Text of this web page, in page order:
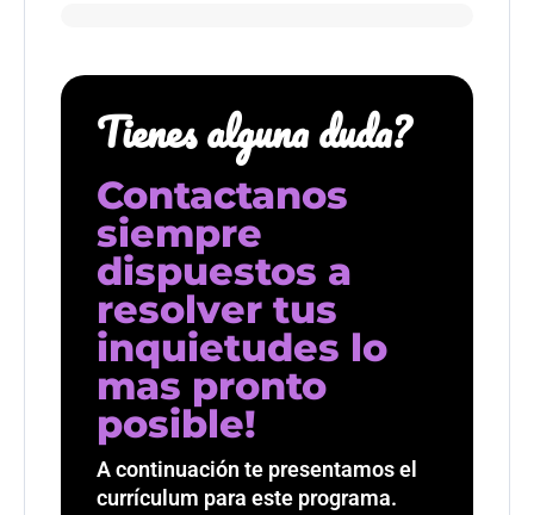
Tienes alguna duda?
Contactanos
siempre
dispuestos a
resolver tus
inquietudes lo
mas pronto
posible!
A continuación te presentamos el
currículum para este programa.